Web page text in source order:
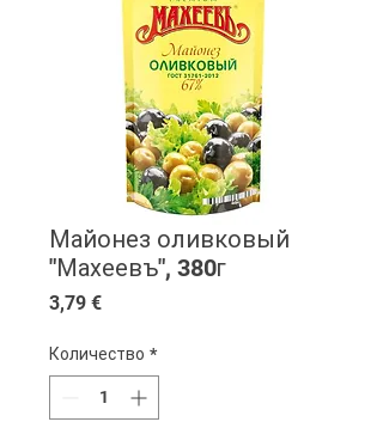
Майонез оливковый
"Махеевъ", 380г
3,79 €Цена
Количество *